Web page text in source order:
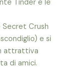
Tinder e le
Secret Crush
e si
attrattiva
di amici.